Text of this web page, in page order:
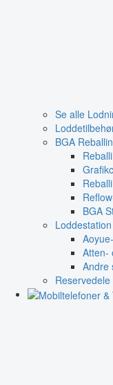
Se alle
BGA
BGA
Loddestation
Atten-
Andre